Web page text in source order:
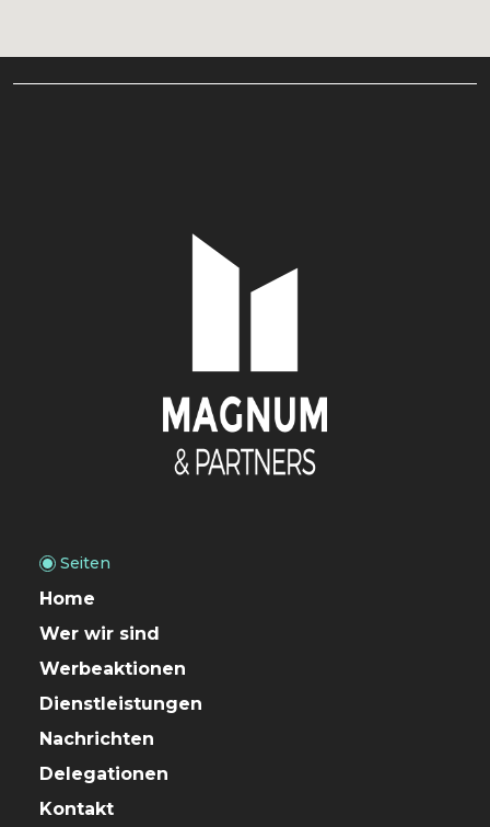
Seiten
Home
Wer wir sind
Werbeaktionen
Dienstleistungen
Nachrichten
Delegationen
Kontakt